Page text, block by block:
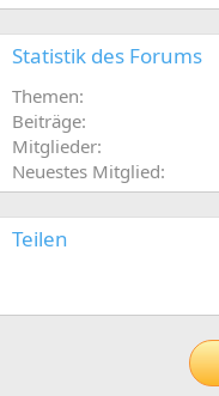
Statistik des Forums
Themen
Beiträge
Mitglieder
Neuestes Mitglied
Teilen